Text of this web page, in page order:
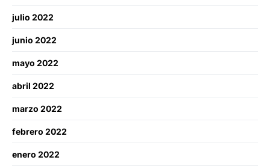
julio 2022
junio 2022
mayo 2022
abril 2022
marzo 2022
febrero 2022
enero 2022